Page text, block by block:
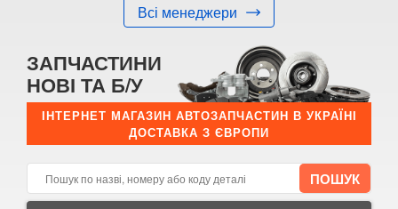
Всі менеджери
ЗАПЧАСТИНИ
НОВІ ТА Б/У
ІНТЕРНЕТ МАГАЗИН АВТОЗАПЧАСТИН В УКРАЇНІ
ДОСТАВКА З ЄВРОПИ
КУПИТИ
Оригінальний номер:
Примітка:
E-mail:
Телефон: